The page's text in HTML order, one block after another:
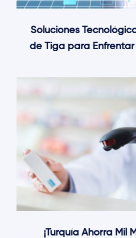
Soluciones
de Tiga para
¡Turquía Ahorra Mil